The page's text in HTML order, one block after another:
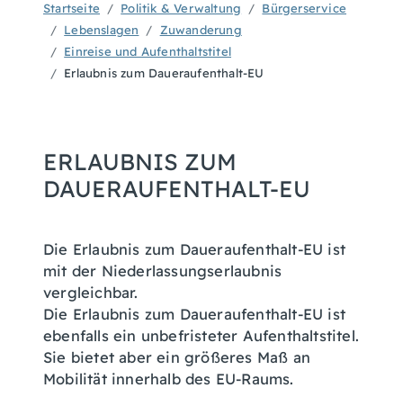
Startseite Politik & Verwaltung
Bürgerservice
Lebenslagen
Zuwanderung
Einreise und Aufenthaltstitel
Erlaubnis zum Daueraufenthalt-EU
ERLAUBNIS ZUM
DAUERAUFENTHALT-EU
Die Erlaubnis zum Daueraufenthalt-EU ist
mit der Niederlassungserlaubnis
vergleichbar.
Die Erlaubnis zum Daueraufenthalt-EU ist
ebenfalls ein unbefristeter Aufenthaltstitel.
Sie bietet aber ein größeres Maß an
Mobilität innerhalb des EU-Raums.